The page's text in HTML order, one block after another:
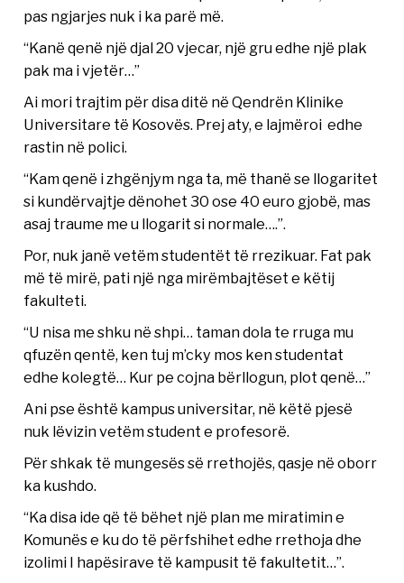
pas ngjarjes nuk i ka parë më.
“Kanë qenë një djal 20 vjecar, një gru edhe një plak
pak ma i vjetër…”
Ai mori trajtim për disa ditë në Qendrën Klinike
Universitare të Kosovës. Prej aty, e lajmëroi edhe
rastin në polici.
“Kam qenë i zhgënjym nga ta, më thanë se llogaritet
si kundërvajtje dënohet 30 ose 40 euro gjobë, mas
asaj traume me u llogarit si normale….”.
Por, nuk janë vetëm studentët të rrezikuar. Fat pak
më të mirë, pati një nga mirëmbajtëset e këtij
fakulteti.
“U nisa me shku në shpi… taman dola te rruga mu
qfuzën qentë, ken tuj m’cky mos ken studentat
edhe kolegtë… Kur pe cojna bërllogun, plot qenë…”
Ani pse është kampus universitar, në këtë pjesë
nuk lëvizin vetëm student e profesorë.
Për shkak të mungesës së rrethojës, qasje në oborr
ka kushdo.
“Ka disa ide që të bëhet një plan me miratimin e
Komunës e ku do të përfshihet edhe rrethoja dhe
izolimi I hapësirave të kampusit të fakultetit…”.